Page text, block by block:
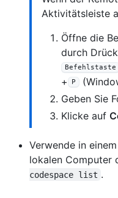
Aktivitätsleiste
Öffne die
durch
Befehlstaste
+ P
Geben Sie
Klicke auf
Verwende in
lokalen Computer
codespace list .